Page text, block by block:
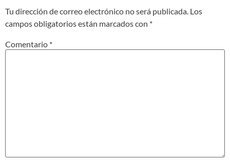
Tu dirección de correo electrónico no será publicada. Los
campos obligatorios están marcados con *
Comentario *